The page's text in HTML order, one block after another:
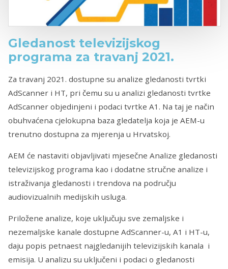
Gledanost televizijskog
programa za travanj 2021.
Za travanj 2021. dostupne su analize gledanosti tvrtki
AdScanner i HT, pri čemu su u analizi gledanosti tvrtke
AdScanner objedinjeni i podaci tvrtke A1. Na taj je način
obuhvaćena cjelokupna baza gledatelja koja je AEM-u
trenutno dostupna za mjerenja u Hrvatskoj.
AEM će nastaviti objavljivati mjesečne Analize gledanosti
televizijskog programa kao i dodatne stručne analize i
istraživanja gledanosti i trendova na području
audiovizualnih medijskih usluga.
Priložene analize, koje uključuju sve zemaljske i
nezemaljske kanale dostupne AdScanner-u, A1 i HT-u,
daju popis petnaest najgledanijih televizijskih kanala i
emisija. U analizu su uključeni i podaci o gledanosti